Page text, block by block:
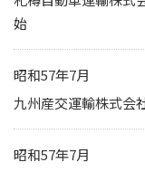
始
昭和57年7月
九州産交運輸株式会
昭和57年7月